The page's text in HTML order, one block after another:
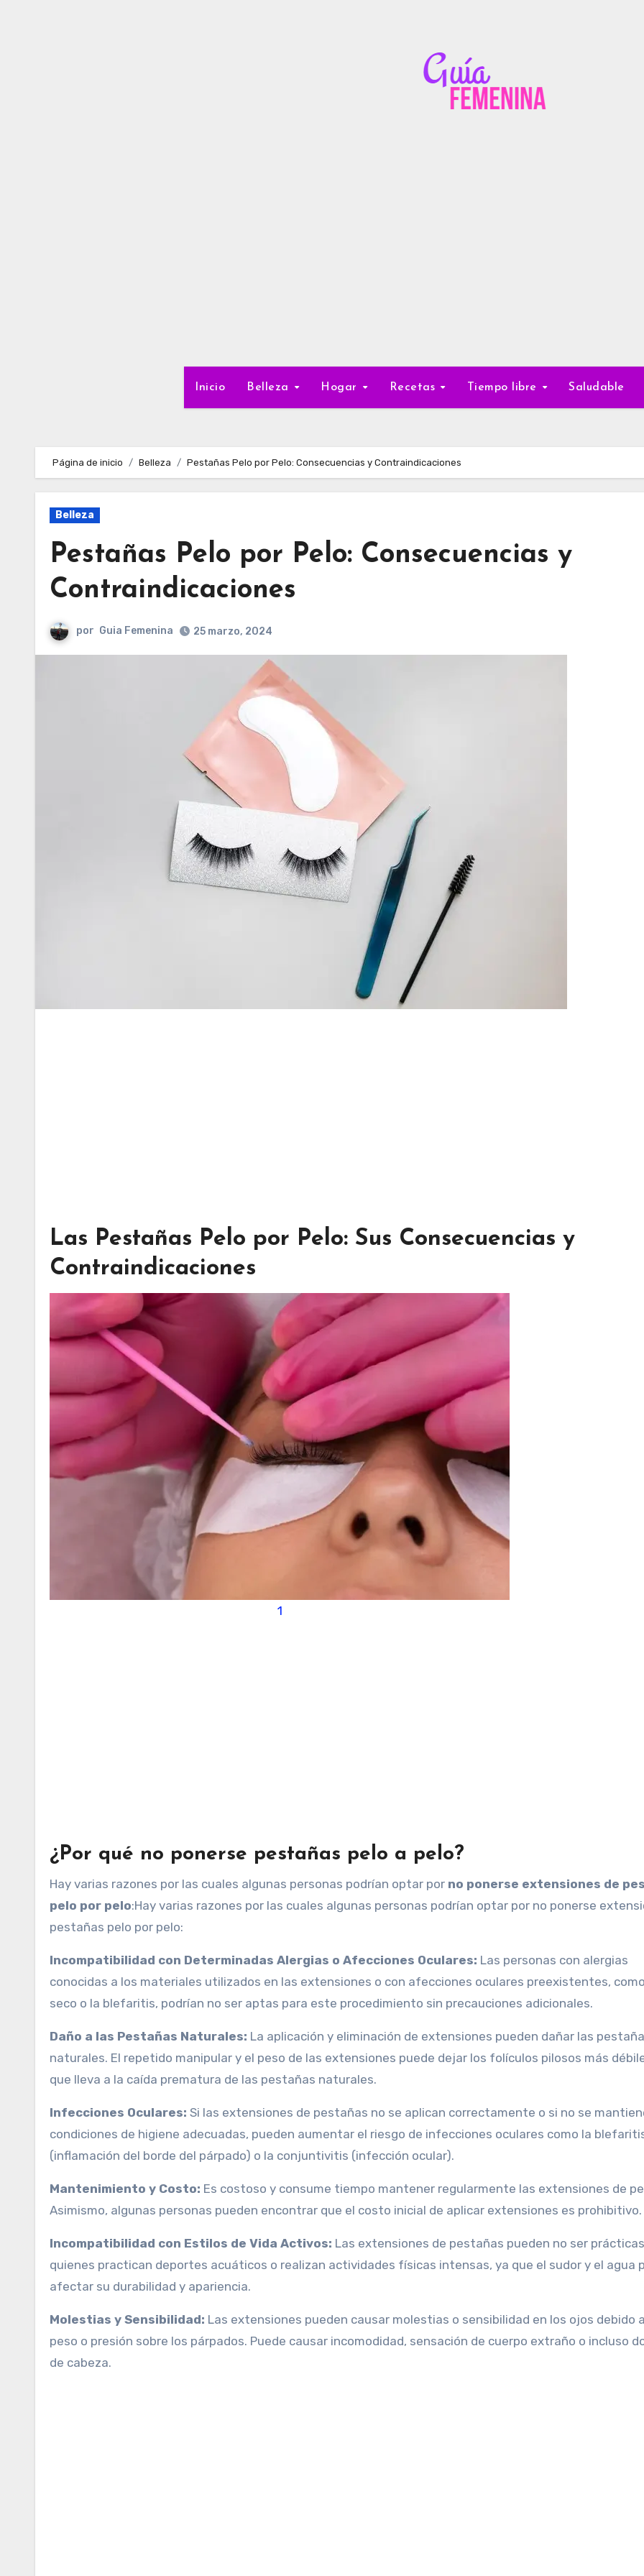
Inicio Belleza Hogar Recetas Tiempo libre Saludable
Página de inicio Belleza Pestañas Pelo por Pelo: Consecuencias y Contraindicaciones
Belleza
Pestañas Pelo por Pelo: Consecuencias y
Contraindicaciones
por Guia Femenina 25 marzo, 2024
Las Pestañas Pelo por Pelo: Sus Consecuencias y
Contraindicaciones
1
¿Por qué no ponerse pestañas pelo a pelo?
Hay varias razones por las cuales algunas personas podrían optar por no ponerse extensiones de
pelo por pelo:Hay varias razones por las cuales algunas personas podrían optar por no ponerse
pestañas pelo por pelo:
Incompatibilidad con Determinadas Alergias o Afecciones Oculares: Las personas con alergias
conocidas a los materiales utilizados en las extensiones o con afecciones oculares preexistentes,
seco o la blefaritis, podrían no ser aptas para este procedimiento sin precauciones adicionales.
Daño a las Pestañas Naturales: La aplicación y eliminación de extensiones pueden dañar las
naturales. El repetido manipular y el peso de las extensiones puede dejar los folículos pilosos más
que lleva a la caída prematura de las pestañas naturales.
Infecciones Oculares: Si las extensiones de pestañas no se aplican correctamente o si no se
condiciones de higiene adecuadas, pueden aumentar el riesgo de infecciones oculares como la
(inflamación del borde del párpado) o la conjuntivitis (infección ocular).
Mantenimiento y Costo: Es costoso y consume tiempo mantener regularmente las extensiones de
Asimismo, algunas personas pueden encontrar que el costo inicial de aplicar extensiones es prohibitivo.
Incompatibilidad con Estilos de Vida Activos: Las extensiones de pestañas pueden no ser
quienes practican deportes acuáticos o realizan actividades físicas intensas, ya que el sudor y el agua
afectar su durabilidad y apariencia.
Molestias y Sensibilidad: Las extensiones pueden causar molestias o sensibilidad en los ojos debido
peso o presión sobre los párpados. Puede causar incomodidad, sensación de cuerpo extraño o incluso
de cabeza.